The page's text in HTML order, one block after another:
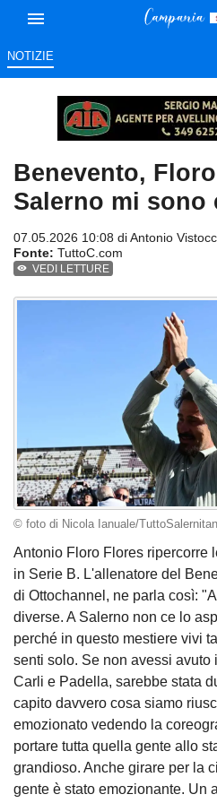
NOTIZIE
Benevento,
Salerno mi sono
07.05.2026 10:08 diAntonio
Fonte: TuttoC.com
VEDI LETTURE
© foto di Nicola Ianuale/
Antonio Floro Flores ripercorre
in Serie B. L'allenatore del
di Ottochannel, ne parla così:
diverse. A Salerno non ce lo
perché in questo mestiere vivi
senti solo. Se non avessi avuto
Carli e Padella, sarebbe stata
capito davvero cosa siamo
emozionato vedendo la
portare tutta quella gente allo
grandioso. Anche girare per la
gente è stato emozionante. Un